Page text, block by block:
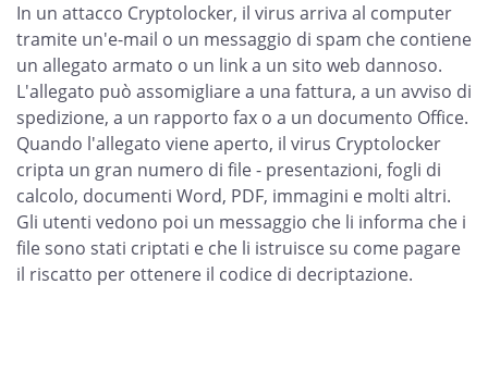
In un attacco Cryptolocker, il virus arriva al computer
tramite un'e-mail o un messaggio di spam che contiene
un allegato armato o un link a un sito web dannoso.
L'allegato può assomigliare a una fattura, a un avviso di
spedizione, a un rapporto fax o a un documento Office.
Quando l'allegato viene aperto, il virus Cryptolocker
cripta un gran numero di file - presentazioni, fogli di
calcolo, documenti Word, PDF, immagini e molti altri.
Gli utenti vedono poi un messaggio che li informa che i
file sono stati criptati e che li istruisce su come pagare
il riscatto per ottenere il codice di decriptazione.